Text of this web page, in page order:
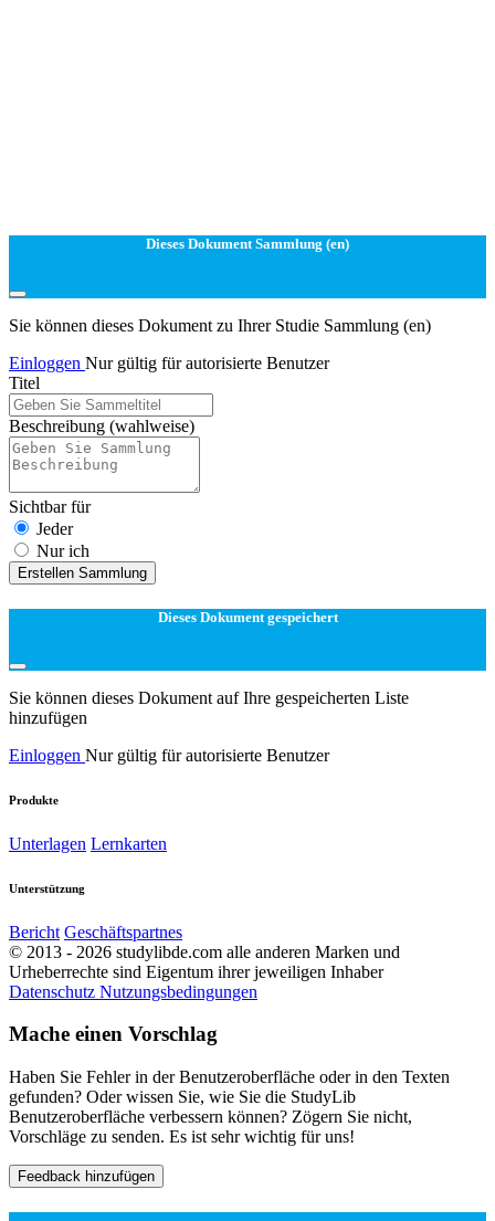
Dieses Dokument Sammlung (en)
Sie können dieses Dokument zu Ihrer Studie Sammlung (en)
Einloggen Nur gültig für autorisierte Benutzer
Titel
Beschreibung (wahlweise)
Sichtbar für
Jeder
Nur ich
Erstellen Sammlung
Dieses Dokument gespeichert
Sie können dieses Dokument auf Ihre gespeicherten Liste
hinzufügen
Einloggen Nur gültig für autorisierte Benutzer
Produkte
Unterlagen Lernkarten
Unterstützung
Bericht Geschäftspartnes
© 2013 - 2026 studylibde.com alle anderen Marken und
Urheberrechte sind Eigentum ihrer jeweiligen Inhaber
Datenschutz Nutzungsbedingungen
Mache einen Vorschlag
Haben Sie Fehler in der Benutzeroberfläche oder in den Texten
gefunden? Oder wissen Sie, wie Sie die StudyLib
Benutzeroberfläche verbessern können? Zögern Sie nicht,
Vorschläge zu senden. Es ist sehr wichtig für uns!
Feedback hinzufügen